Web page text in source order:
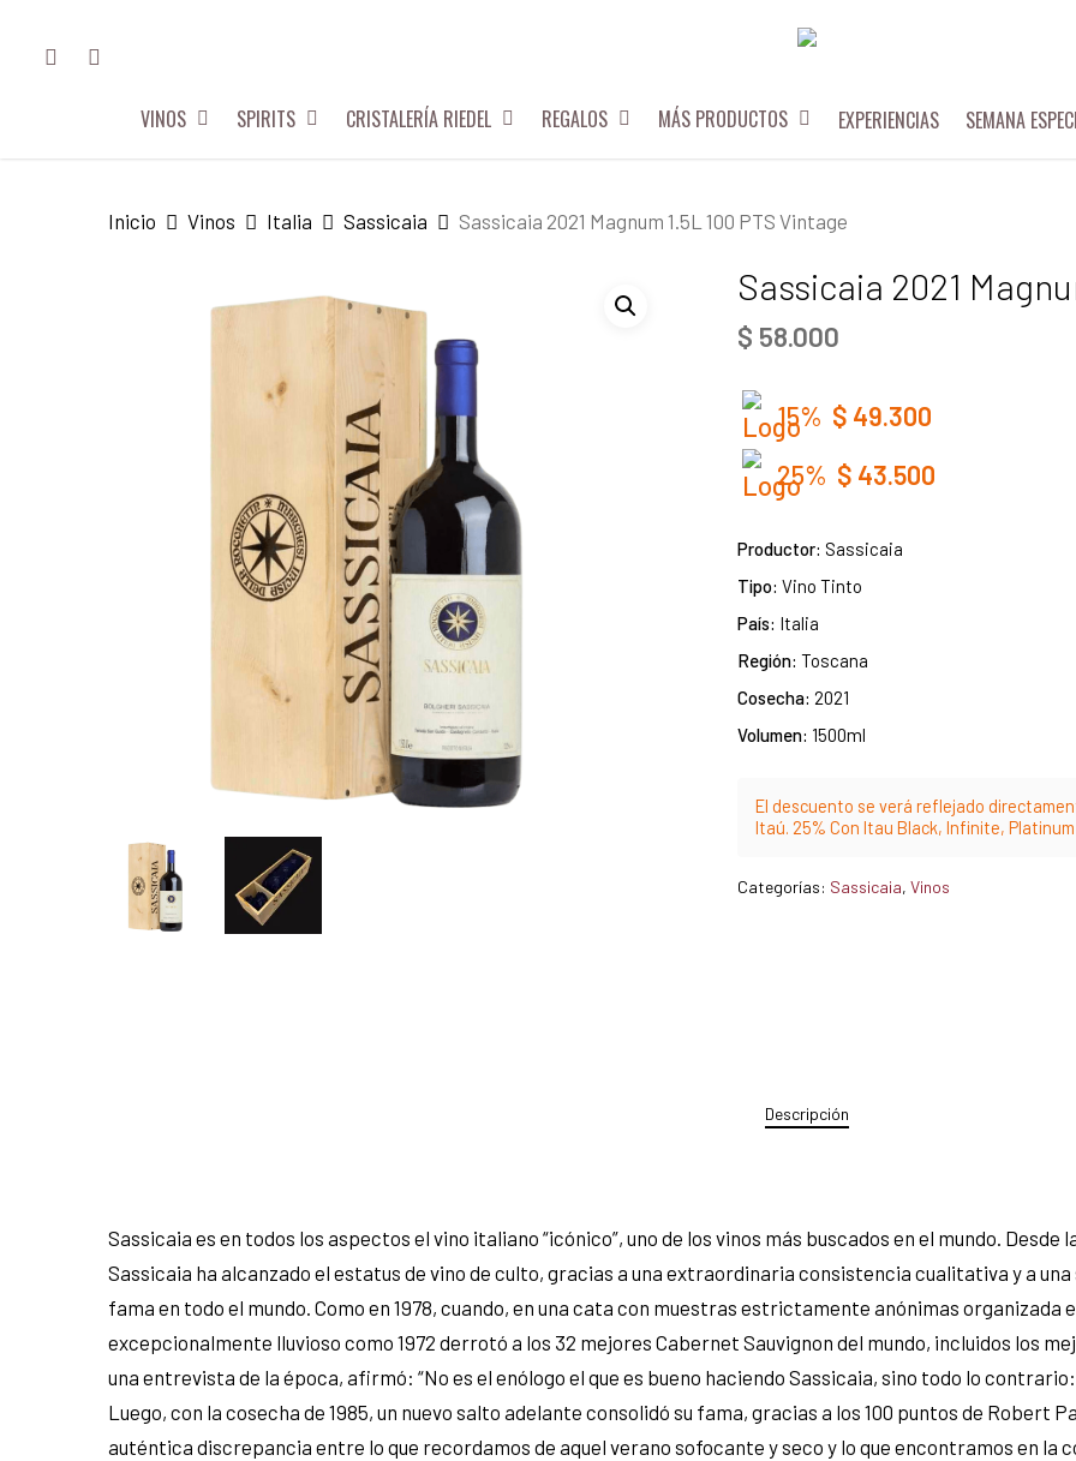
FACEBOOKINSTAGRAM
VINOS SPIRITS CRISTALERÍA RIEDEL REGALOS MÁS PRODUCTOS EXPERIENCIAS SEMANA
Inicio Vinos Italia Sassicaia Sassicaia 2021 Magnum 1.5L 100 PTS Vintage
Sassicaia 2021
$ 58.000
15% $ 49.300
25% $ 43.500
Productor: Sassicaia
Tipo: Vino Tinto
País: Italia
Región: Toscana
Cosecha: 2021
Volumen: 1500ml
El descuento se verá reflejado
Itaú. 25% Con Itau Black, Infinite,
Categorías: Sassicaia, Vinos
Descripción
Sassicaia es en todos los aspectos el vino italiano “icónico”, uno de los vinos más buscados en el mundo.
Sassicaia ha alcanzado el estatus de vino de culto, gracias a una extraordinaria consistencia cualitativa y a
fama en todo el mundo. Como en 1978, cuando, en una cata con muestras estrictamente anónimas organizada
excepcionalmente lluvioso como 1972 derrotó a los 32 mejores Cabernet Sauvignon del mundo, incluidos los
una entrevista de la época, afirmó: “No es el enólogo el que es bueno haciendo Sassicaia, sino todo lo
Luego, con la cosecha de 1985, un nuevo salto adelante consolidó su fama, gracias a los 100 puntos de Robert
auténtica discrepancia entre lo que recordamos de aquel verano sofocante y seco y lo que encontramos en la